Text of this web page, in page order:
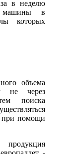
в неделю
машины в
которых
объема
не через
поиска
при помощи